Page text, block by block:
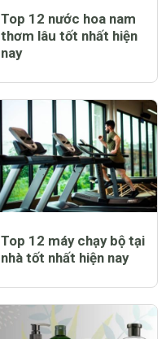
Top 12 nước hoa nam
thơm lâu tốt nhất hiện
nay
Top 12 máy chạy bộ tại
nhà tốt nhất hiện nay